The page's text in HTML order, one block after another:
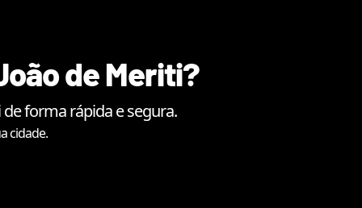
de Meriti?
de forma rápida e segura.
cidade.